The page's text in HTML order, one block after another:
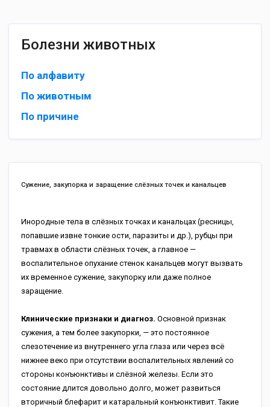
Болезни животных
По алфавиту
По животным
По причине
Сужение, закупорка и заращение слёзных точек и канальцев
Инородные тела в слёзных точках и канальцах (ресницы,
попавшие извне тонкие ости, паразиты и др.), рубцы при
травмах в области слёзных точек, а главное —
воспалительное опухание стенок канальцев могут вызвать
их временное сужение, закупорку или даже полное
заращение.
Клинические признаки и диагноз. Основной признак
сужения, а тем более закупорки, — это постоянное
слезотечение из внутреннего угла глаза или через всё
нижнее веко при отсутствии воспалительных явлений со
стороны конъюнктивы и слёзной железы. Если это
состояние длится довольно долго, может развиться
вторичный блефарит и катаральный конъюнктивит. Такие